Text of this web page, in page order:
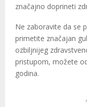
značajno doprineti
Ne zaboravite da se
primetite značajan
ozbiljnijeg
pristupom, možete
godina.